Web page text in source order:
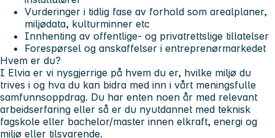
Vurderinger i tidlig fase av forhold som arealplaner,
miljødata, kulturminner etc
Innhenting av offentlige- og privatrettslige tillatelser
Forespørsel og anskaffelser i entreprenørmarkedet
Hvem er du?
I Elvia er vi nysgjerrige på hvem du er, hvilke miljø du
trives i og hva du kan bidra med inn i vårt meningsfulle
samfunnsoppdrag. Du har enten noen år med relevant
arbeidserfaring eller så er du nyutdannet med teknisk
fagskole eller bachelor/master innen elkraft, energi og
miljø eller tilsvarende.